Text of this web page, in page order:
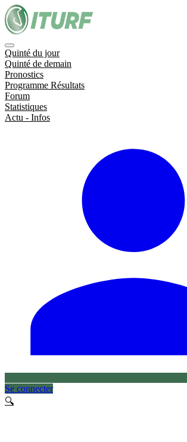
Quinté du jour
Quinté de demain
Pronostics
Programme Résultats
Forum
Statistiques
Actu - Infos
Se connecter
🔍